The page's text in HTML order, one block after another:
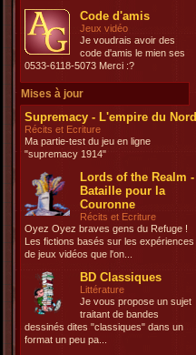
Code d'amis
Jeux vidéo
Je voudrais avoir des
code d'amis le mien ses
0533-6118-5073 Merci :?
Mises à jour
Supremacy - L'empire du Nord
Récits et Ecriture
Ma partie-test du jeu en ligne
"supremacy 1914"
Lords of the Realm -
Bataille pour la
Couronne
Récits et Ecriture
Oyez Oyez braves gens du Refuge !
Les fictions basés sur les expériences
de jeux vidéos que l'on...
BD Classiques
Littérature
Je vous propose un sujet
traitant de bandes
dessinés dites "classiques" dans un
format un peu pa...